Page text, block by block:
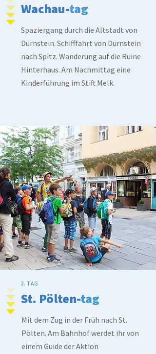
Wachau-tag
Spaziergang durch die Altstadt von
Dürnstein. Schifffahrt von Dürnstein
nach Spitz. Wanderung auf die Ruine
Hinterhaus. Am Nachmittag eine
Kinderführung im Stift Melk.
2. TAG
St. Pölten-tag
Mit dem Zug in der Früh nach St.
Pölten. Am Bahnhof werdet ihr von
einem Guide der Aktion